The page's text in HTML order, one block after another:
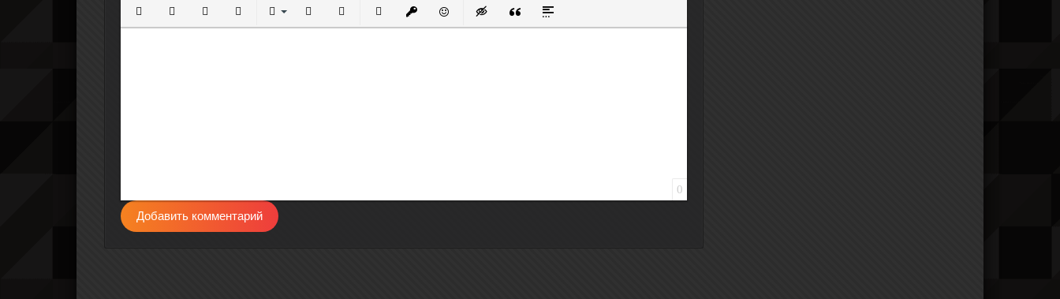
Полужирный
КурсивПодчеркнутый
ЗачеркнутыйВыравнивание
Нумерованный список
Маркированный список
Вставить ссылку
Вставить защищенную ссылку
Вставить смайлик
Вставка скрытого текста
Вставка цитаты
Вставка спойлера
0
Добавить комментарий